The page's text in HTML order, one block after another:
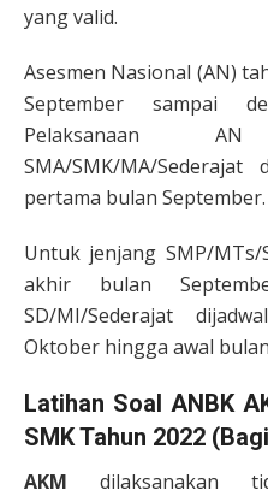
yang valid.
Asesmen Nasional (AN)
September sampai
Pelaksanaan
SMA/SMK/MA/
pertama bulan September.
Untuk jenjang SMP/MTs/
akhir bulan
SD/MI/Sederajat
Oktober hingga awal
Latihan Soal ANBK
SMK Tahun 2022
AKM dilaksanakan